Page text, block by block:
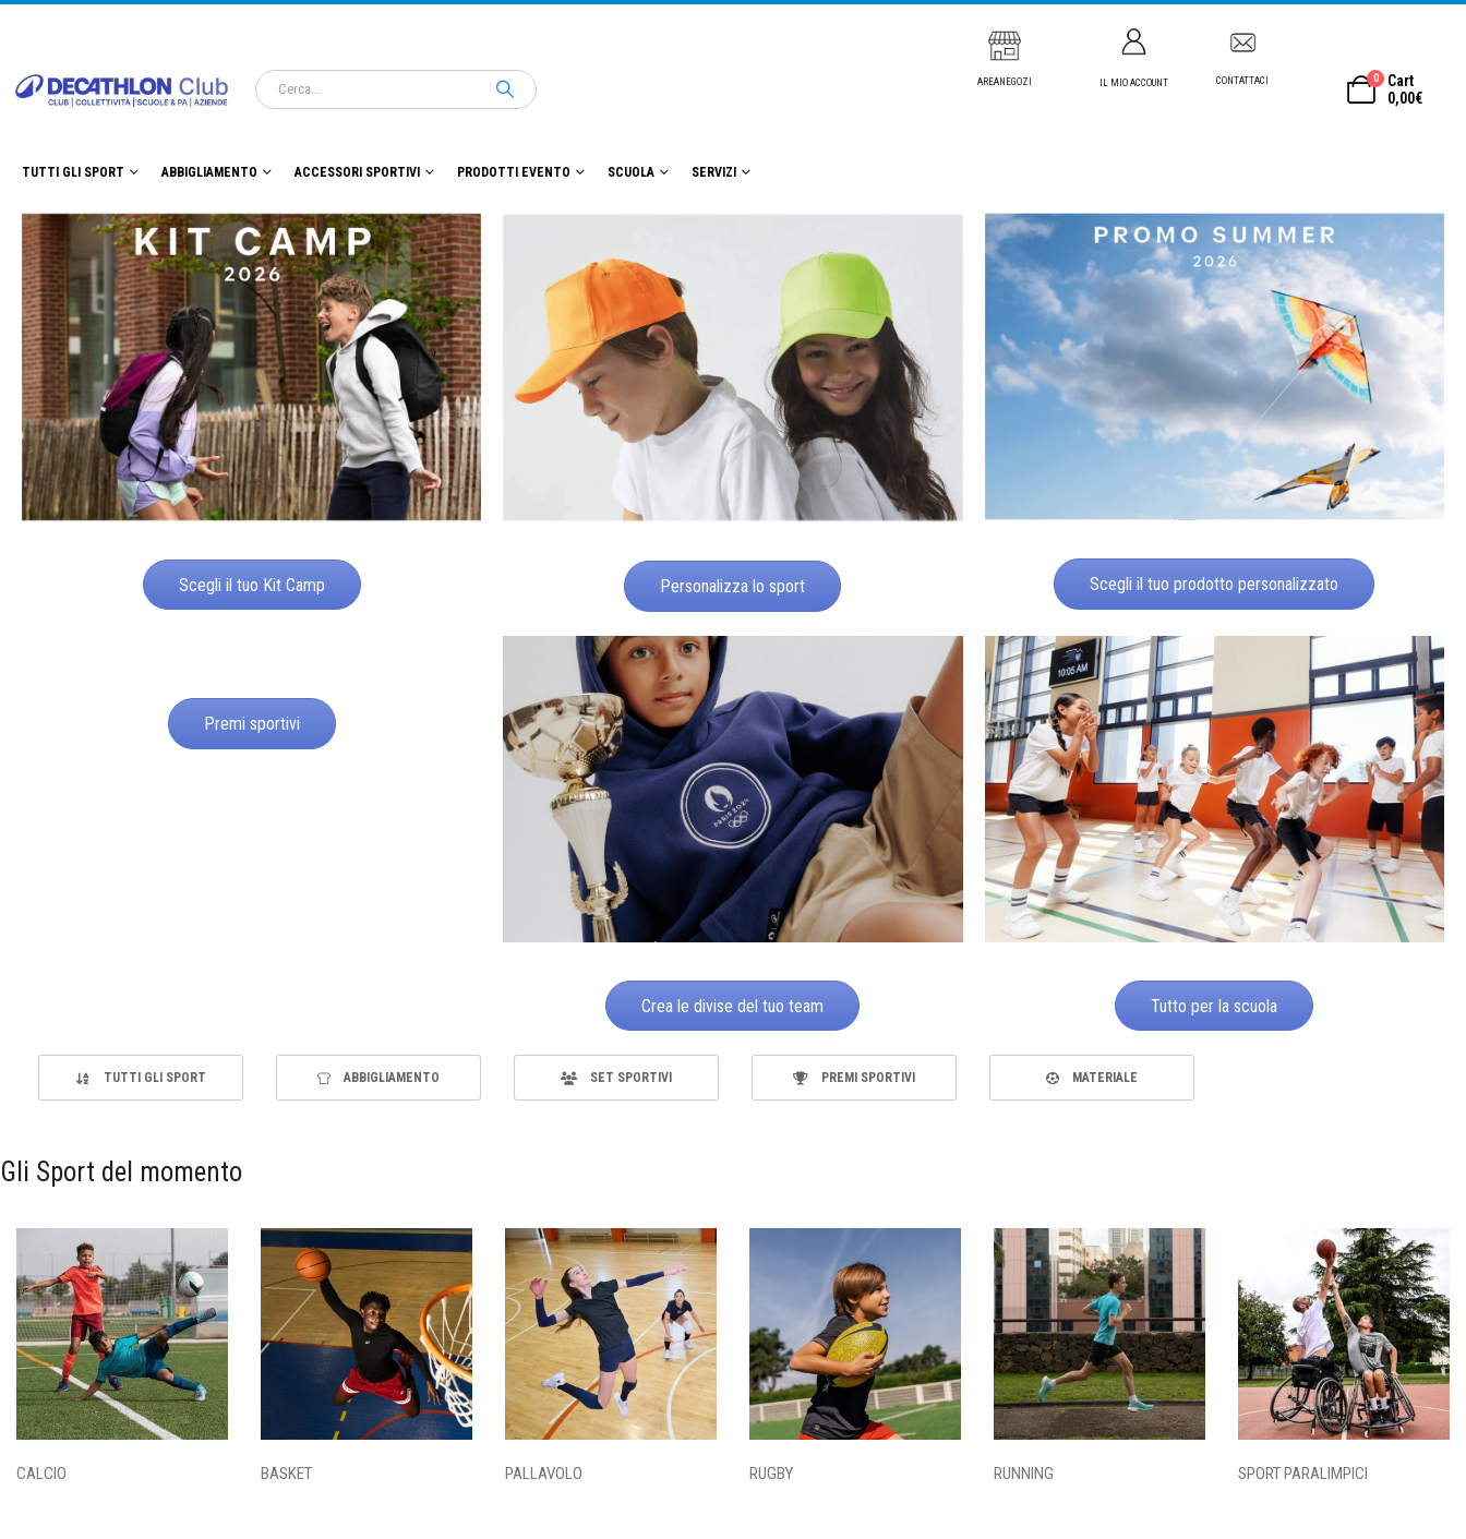
AREANEGOZI IL MIO ACCOUNT CONTATTACI 0
Cart
0,00€
TUTTI GLI SPORT ABBIGLIAMENTO ACCESSORI SPORTIVI PRODOTTI EVENTO SCUOLA SERVIZI
Scegli il tuo Kit Camp Personalizza lo sport Scegli il tuo prodotto personalizzato
Premi sportivi
Crea le divise del tuo team Tutto per la scuola
TUTTI GLI SPORT ABBIGLIAMENTO SET SPORTIVI PREMI SPORTIVI MATERIALE
Gli Sport del momento
CALCIO BASKET PALLAVOLO RUGBY RUNNING SPORT PARALIMPICI